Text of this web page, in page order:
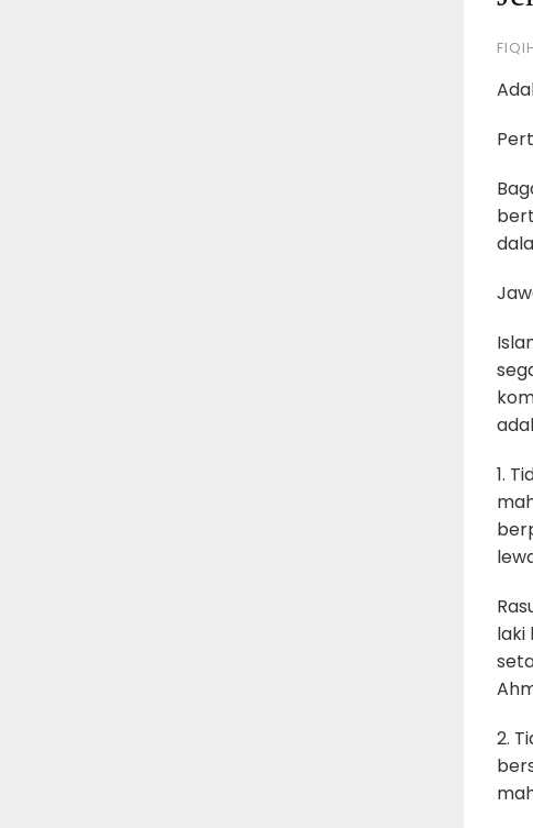
1.
laki
2.